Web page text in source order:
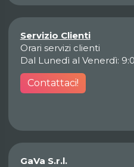
Servizio Clienti
Orari servizi clienti
Dal Lunedì al Venerdì:
Contattaci!
GaVa S.r.l.